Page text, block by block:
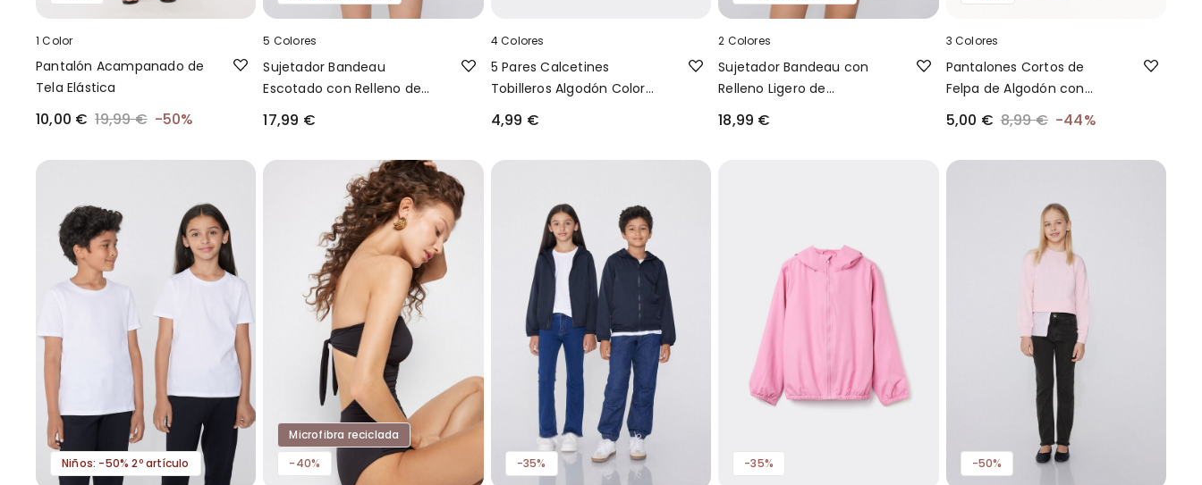
1 Color
Pantalón Acampanado de
Tela Elástica
10,00 € 19,99 € -50%
5 Colores
Sujetador Bandeau
Escotado con Relleno de
17,99 €
4 Colores
5 Pares Calcetines
Tobilleros Algodón Color
4,99 €
2 Colores
Sujetador Bandeau con
Relleno Ligero de
Coverage
18,99 €
3 Colores
Pantalones Cortos de
Felpa de Algodón con
5,00 € 8,99 € -44%
Niños: -50% 2º artículo
Microfibra reciclada
-40%
-35% -35% -50%